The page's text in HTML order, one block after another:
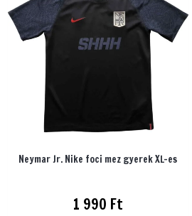
Neymar Jr. Nike foci mez gyerek XL-es
1 990 Ft